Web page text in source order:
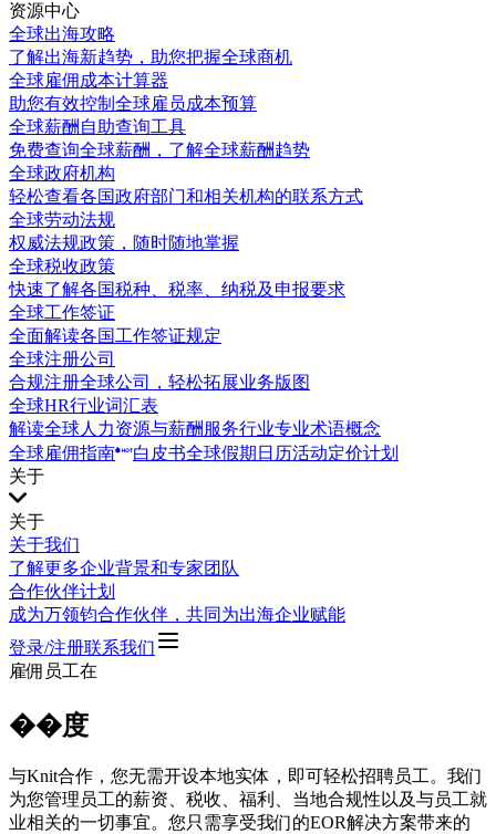
资源中心
全球出海攻略
了解出海新趋势，助您把握全球商机
全球雇佣成本计算器
助您有效控制全球雇员成本预算
全球薪酬自助查询工具
免费查询全球薪酬，了解全球薪酬趋势
全球政府机构
轻松查看各国政府部门和相关机构的联系方式
全球劳动法规
权威法规政策，随时随地掌握
全球税收政策
快速了解各国税种、税率、纳税及申报要求
全球工作签证
全面解读各国工作签证规定
全球注册公司
合规注册全球公司，轻松拓展业务版图
全球HR行业词汇表
解读全球人力资源与薪酬服务行业专业术语概念
全球雇佣指南
白皮书全球假期日历活动定价计划
关于
关于
关于我们
了解更多企业背景和专家团队
合作伙伴计划
成为万领钧合作伙伴，共同为出海企业赋能
登录/注册联系我们
雇佣员工在
��度
与Knit合作，您无需开设本地实体，即可轻松招聘员工。我们
为您管理员工的薪资、税收、福利、当地合规性以及与员工就
业相关的一切事宜。您只需享受我们的EOR解决方案带来的